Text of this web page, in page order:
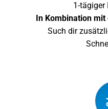
1-tägiger
In Kombination
Such dir